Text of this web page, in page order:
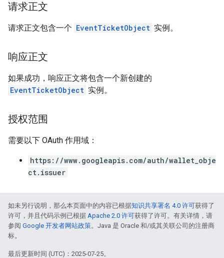
请求正文
请求正文包含一个 EventTicketObject 实例。
响应正文
如果成功，响应正文将包含一个新创建的
EventTicketObject 实例。
授权范围
需要以下 OAuth 作用域：
https://www.googleapis.com/auth/wallet_obje
ct.issuer
如未另行说明，那么本页面中的内容已根据知识共享署名 4.0 许可获得了
许可，并且代码示例已根据 Apache 2.0 许可获得了许可。有关详情，请
参阅 Google 开发者网站政策。Java 是 Oracle 和/或其关联公司的注册商
标。
最后更新时间 (UTC)：2025-07-25。